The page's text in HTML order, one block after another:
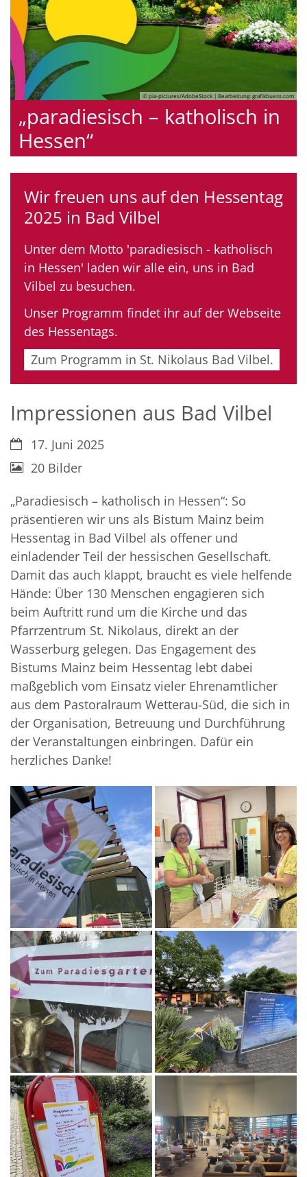
© pia-pictures/AdobeStock | Bearbeitung: grafikbuero.com
„paradiesisch – katholisch in
Hessen“
Wir freuen uns auf den Hessentag
2025 in Bad Vilbel
Unter dem Motto 'paradiesisch - katholisch
in Hessen' laden wir alle ein, uns in Bad
Vilbel zu besuchen.
Unser Programm findet ihr auf der Webseite
des Hessentags.
Zum Programm in St. Nikolaus Bad Vilbel.
Impressionen aus Bad Vilbel
Datum:17. Juni 2025
20 Bilder
„Paradiesisch – katholisch in Hessen“: So
präsentieren wir uns als Bistum Mainz beim
Hessentag in Bad Vilbel als offener und
einladender Teil der hessischen Gesellschaft.
Damit das auch klappt, braucht es viele helfende
Hände: Über 130 Menschen engagieren sich
beim Auftritt rund um die Kirche und das
Pfarrzentrum St. Nikolaus, direkt an der
Wasserburg gelegen. Das Engagement des
Bistums Mainz beim Hessentag lebt dabei
maßgeblich vom Einsatz vieler Ehrenamtlicher
aus dem Pastoralraum Wetterau-Süd, die sich in
der Organisation, Betreuung und Durchführung
der Veranstaltungen einbringen. Dafür ein
herzliches Danke!